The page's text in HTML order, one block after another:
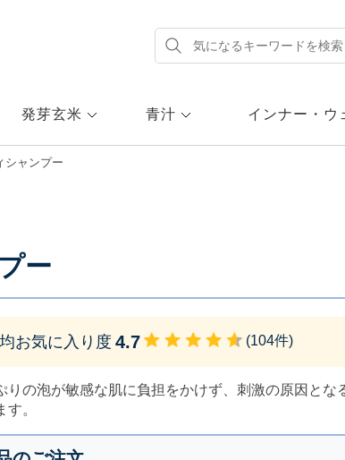
発芽玄米 青汁 インナー・ウ
シャンプー
ー
お気に入り度 4.7 (104件)
りの泡が敏感な肌に負担をかけず、刺激の原因と
す。